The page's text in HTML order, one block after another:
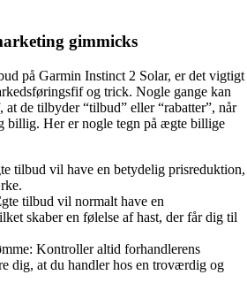
gimmicks
på Garmin Instinct 2 Solar, er det vigtigt
og trick. Nogle gange kan
de tilbyder “tilbud” eller “rabatter”, når
billig. Her er nogle tegn på ægte billige
tilbud vil have en betydelig prisreduktion,
tilbud vil normalt have en
skaber en følelse af hast, der får dig til
Kontroller altid forhandlerens
dig, at du handler hos en troværdig og